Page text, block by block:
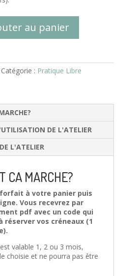
au panier
Catégorie : Pratique Libre
DE L'ATELIER
L'ATELIER
CA MARCHE?
à votre panier puis
Vous recevrez par
pdf avec un code qui
réserver vos créneaux (1
valable 1, 2 ou 3 mois,
choisie et ne pourra pas être